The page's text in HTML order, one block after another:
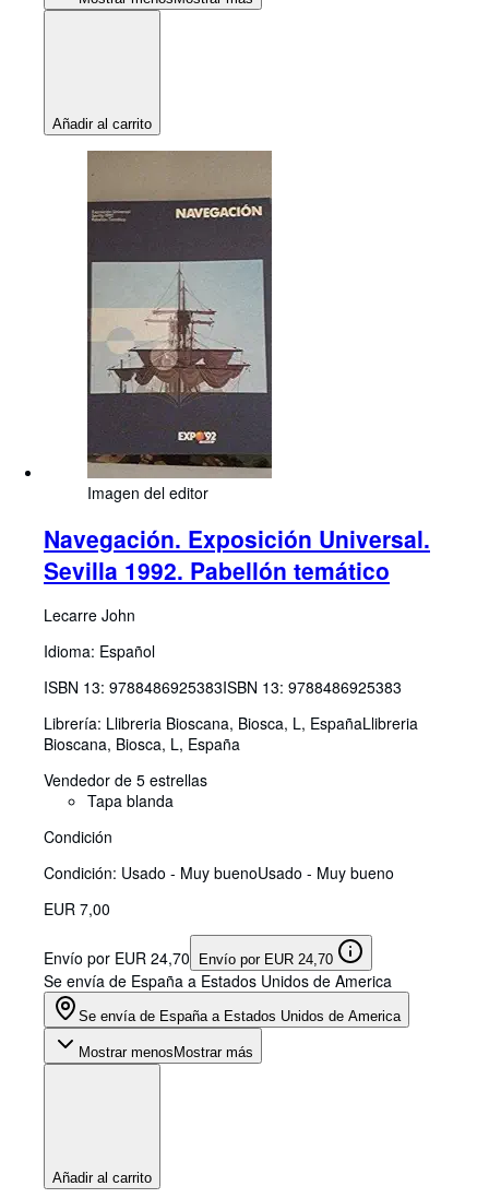
Añadir al carrito
Imagen del editor
Navegación. Exposición Universal.
Sevilla 1992. Pabellón temático
Lecarre John
Idioma: Español
ISBN 13: 9788486925383ISBN 13: 9788486925383
Librería: Llibreria Bioscana, Biosca, L, EspañaLlibreria
Bioscana, Biosca, L, España
Vendedor de 5 estrellas
Tapa blanda
Condición
Condición: Usado - Muy buenoUsado - Muy bueno
EUR 7,00
Envío por EUR 24,70 Envío por EUR 24,70
Se envía de España a Estados Unidos de America
Se envía de España a Estados Unidos de America
Mostrar menos Mostrar más
Añadir al carrito